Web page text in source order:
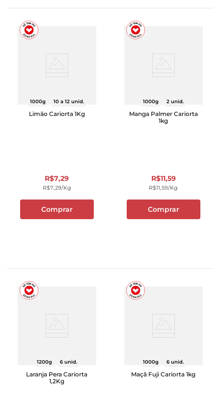
1000g 10 a 12 unid.
Limão Cariorta 1Kg
R$7,29
R$7,29/kg
Comprar
1000g 2 unid.
Manga Palmer Cariorta
1kg
R$11,59
R$11,59/kg
Comprar
1200g 6 unid.
Laranja Pera Cariorta
1,2Kg
1000g 6 unid.
Maçã Fuji Cariorta 1kg